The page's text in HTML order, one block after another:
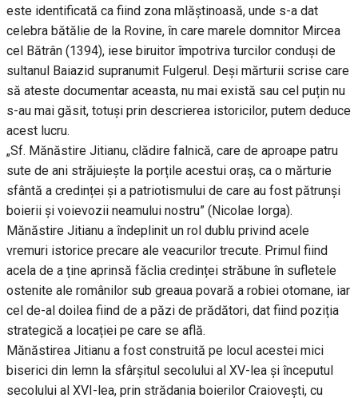
este identificată ca fiind zona mlăștinoasă, unde s-a dat
celebra bătălie de la Rovine, în care marele domnitor Mircea
cel Bătrân (1394), iese biruitor împotriva turcilor conduși de
sultanul Baiazid supranumit Fulgerul. Deși mărturii scrise care
să ateste documentar aceasta, nu mai există sau cel puțin nu
s-au mai găsit, totuși prin descrierea istoricilor, putem deduce
acest lucru.
„Sf. Mănăstire Jitianu, clădire falnică, care de aproape patru
sute de ani străjuiește la porțile acestui oraș, ca o mărturie
sfântă a credinței și a patriotismului de care au fost pătrunși
boierii și voievozii neamului nostru” (Nicolae Iorga).
Mănăstire Jitianu a îndeplinit un rol dublu privind acele
vremuri istorice precare ale veacurilor trecute. Primul fiind
acela de a ține aprinsă făclia credinței străbune în sufletele
ostenite ale românilor sub greaua povară a robiei otomane, iar
cel de-al doilea fiind de a păzi de prădători, dat fiind poziția
strategică a locației pe care se află.
Mănăstirea Jitianu a fost construită pe locul acestei mici
biserici din lemn la sfârşitul secolului al XV-lea şi începutul
secolului al XVI-lea, prin strădania boierilor Craioveşti, cu